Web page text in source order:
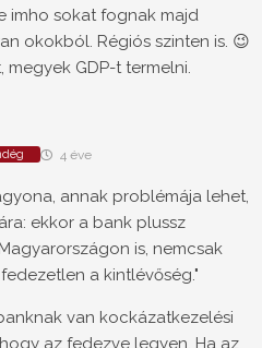
imho sokat fognak majd
okokból. Régiós szinten is. 😉
GDP-t termelni.
4 éve
annak problémája lehet,
ekkor a bank plussz
is, nemcsak
a kintlévőség."
van kockázatkezelési
az fedezve legyen. Ha az